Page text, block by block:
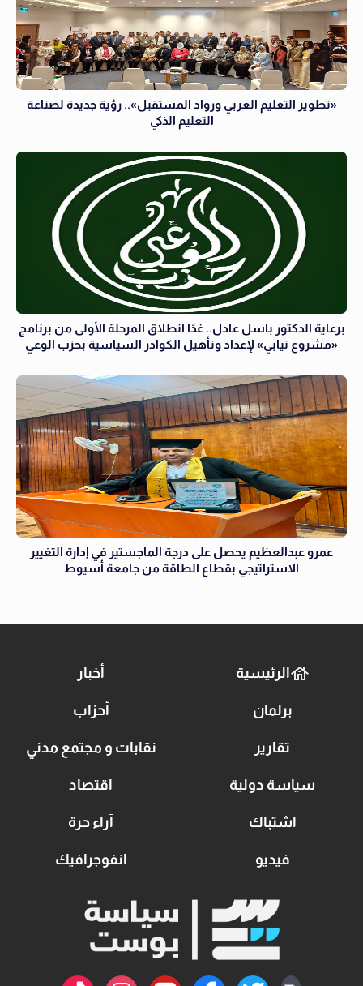
«تطوير التعليم العربي ورواد المستقبل».. رؤية جديدة لصناعة
التعليم الذكي
برعاية الدكتور باسل عادل.. غدًا انطلاق المرحلة الأولى من برنامج
«مشروع نيابي» لإعداد وتأهيل الكوادر السياسية بحزب الوعي
عمرو عبدالعظيم يحصل على درجة الماجستير في إدارة التغيير
الاستراتيجي بقطاع الطاقة من جامعة أسيوط
الرئيسية أخبار
برلمان أحزاب
تقارير نقابات و مجتمع مدني
سياسة دولية اقتصاد
اشتباك آراء حرة
فيديو انفوجرافيك